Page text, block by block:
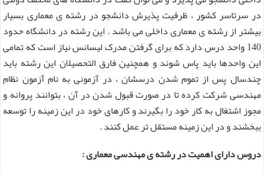
در سرتاسر کشور ، ظرفیت پذیرش دانشجو در رشته ی معماری بسیار
بیشتر از رشته ی معماری داخلی می باشد . این رشته در دانشگاه حدود
140 واحد درس دارد که برای گرفتن مدرک لیسانس نیاز است که تمامی
این واحدها باید پاس شوند و همچنین فارق التحصیلان این رشته باید
چندسال پس از تموم شدن درسشان ، در آزمونی به نام آزمون نظام
مهندسی شرکت کرده تا در صورت قبول شدن در آن ، بتوانند پروانه و
مجوز اشتغال به کار خود را بگیرند و کارهای خود در این زمینه را توسعه
ببخشند و در این زمینه مستقل تر عمل کنند .
دروس دارای اهمیت در رشته ی مهندسی معماری :